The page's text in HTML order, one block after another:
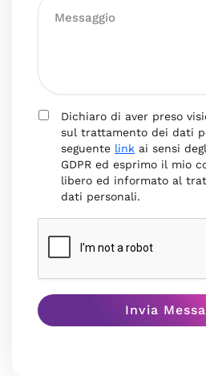
Dichiaro di aver preso
sul trattamento dei dati
seguente link ai sensi
GDPR ed esprimo il mio
libero ed informato al
dati personali.